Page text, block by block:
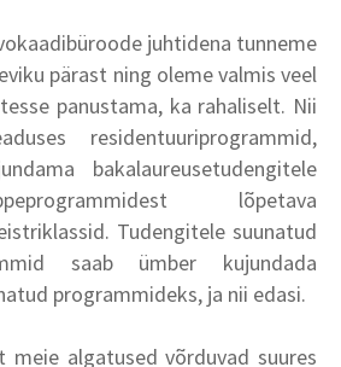
juhtidena tunneme
pärast ning oleme valmis veel
panustama, ka rahaliselt. Nii
residentuuriprogrammid,
bakalaureusetudengitele
lõpetava
Tudengitele suunatud
saab ümber kujundada
programmideks, ja nii edasi.
meie algatused võrduvad suures